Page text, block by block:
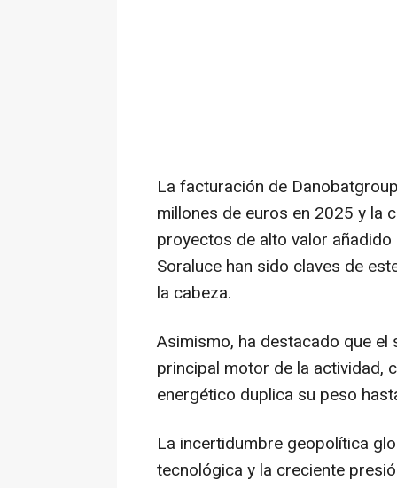
La facturación de
millones de euros en 2025 y la
proyectos de alto valor
Soraluce han sido claves de
la cabeza.
Asimismo, ha destacado que
principal motor de la actividad,
energético duplica su peso
La incertidumbre geopolítica
tecnológica y la creciente